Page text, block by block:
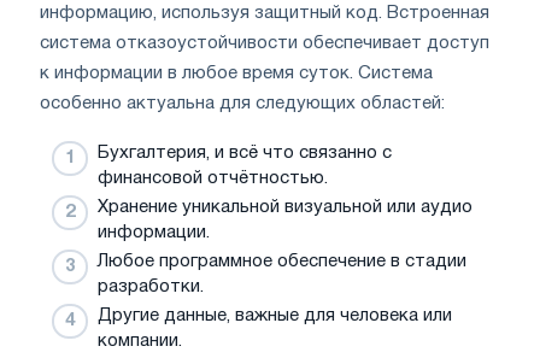
информацию, используя защитный код. Встроенная
система отказоустойчивости обеспечивает доступ
к информации в любое время суток. Система
особенно актуальна для следующих областей:
Бухгалтерия, и всё что связанно с
финансовой отчётностью.
Хранение уникальной визуальной или аудио
информации.
Любое программное обеспечение в стадии
разработки.
Другие данные, важные для человека или
компании.